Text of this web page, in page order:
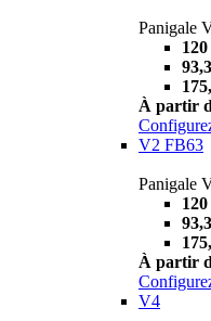
Panigale
À partir
V2 FB63
Panigale
À partir
V4